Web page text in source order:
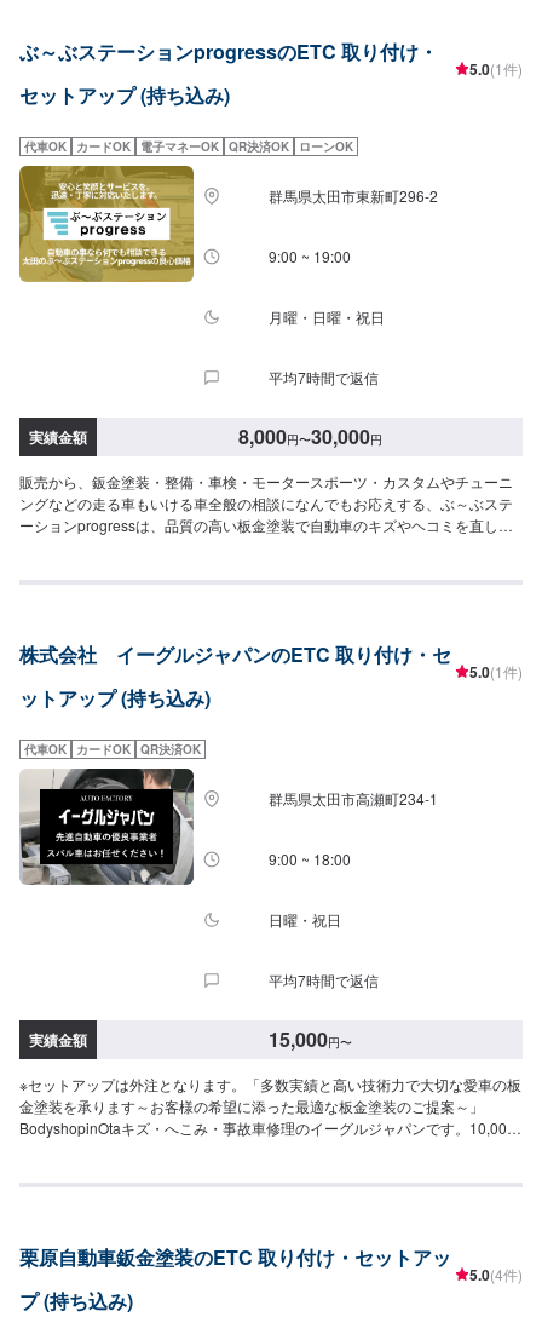
追求し、全てのお客様からも頼みやすい、と言っていただける自動車整備工
場となるよう努めてまいります！--------------------------------------------------【1】
オファーにてお問い合わせ【2】お見積り【3】お見積りにご納得いただけれ
たします。車種や状態により納期が前後する場合がございます。予め、ご了
承ください。◯代車について◯作業中は無料の代車をご利用ください。※燃料
代は、お客様負担となっております。予め、ご了承ください。◯ETC車載器
持ち込みについて◯ETC車載器の持ち込み可能です。オファーの際に持ち込
みパーツの詳細をご入力ください。【定休日・営業時間】定休日：日曜日、
祝日営業時間：9:00~18:00
ぶ～ぶステーションprogressのETC 取り付け・
セットアップ (持ち込み)
5.0(1件)
代車OK カードOK 電子マネーOK QR決済OK ローンOK
群馬県太田市東新町296-2
9:00 ~ 19:00
月曜・日曜・祝日
平均7時間で返信
実績金額 8,000円〜30,000円
販売から、鈑金塗装・整備・車検・モータースポーツ・カスタムやチューニ
ングなどの走る車もいける車全般の相談になんでもお応えする、ぶ～ぶステ
ーションprogressは、品質の高い板金塗装で自動車のキズやヘコミを直しま
ので、お気軽にお問い合わせください。ブレーキパッドの交換や車内のクリ
ドバイスを心掛けております。--------------------------------------------------【1】オ
ファーにてお問い合わせ【2】お見積り【3】お見積りにご納得いただければ
作業開始【4】仕上がり次第納車-----納期について-----納期は通常1日～2日程
さい。-----代車について-----無料の代車をご用意しています。お車の作業中は
代車をご利用ください。※代車の燃料代はお客様にご負担いただいておりま
す。-----ご来店時の注意、受付方法-----当工場は太田桐生インターチェンジか
ら５分入庫の際はお気をつけてお越しください。駐車スペースは工場前の空
いているスペースに駐車してください。受付はスタッフへ「メンテモで予約
しました」とお伝えください。ご案内いたします。【定休日・営業時間】定
休日：日曜日営業時間：9:00~19:00
株式会社 イーグルジャパンのETC 取り付け・セ
ットアップ (持ち込み)
5.0(1件)
代車OK カードOK QR決済OK
群馬県太田市高瀬町234-1
9:00 ~ 18:00
日曜・祝日
平均7時間で返信
実績金額 15,000円〜
※セットアップは外注となります。「多数実績と高い技術力で大切な愛車の板
金塗装を承ります～お客様の希望に添った最適な板金塗装のご提案～」
BodyshopinOtaキズ・へこみ・事故車修理のイーグルジャパンです。10,000
依頼を受けたお車は、1台1台それぞれにお客様の大切な思い出を乗せた日常
というご要望に対しても、最大限尊重した上で、長年培った技術力を駆使し
て最適な方法のご提案をさせていただきます。スバル車に関しましては他社
様でお断りされる様な内容でも承っています。ぜひ、お問い合わせくださ
栗原自動車鈑金塗装のETC 取り付け・セットアッ
プ (持ち込み)
5.0(4件)